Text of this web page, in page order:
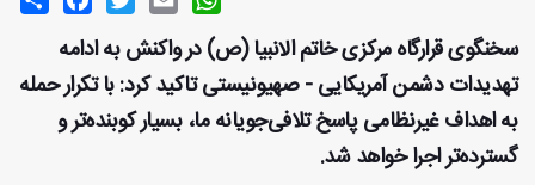
سخنگوی قرارگاه مرکزی خاتم الانبیا (ص) در واکنش به ادامه
تهدیدات دشمن آمریکایی - صهیونیستی تاکید کرد: با تکرار حمله
به اهداف غیرنظامی پاسخ تلافی‌جویانه ما، بسیار کوبنده‌تر و
گسترده‌تر اجرا خواهد شد.